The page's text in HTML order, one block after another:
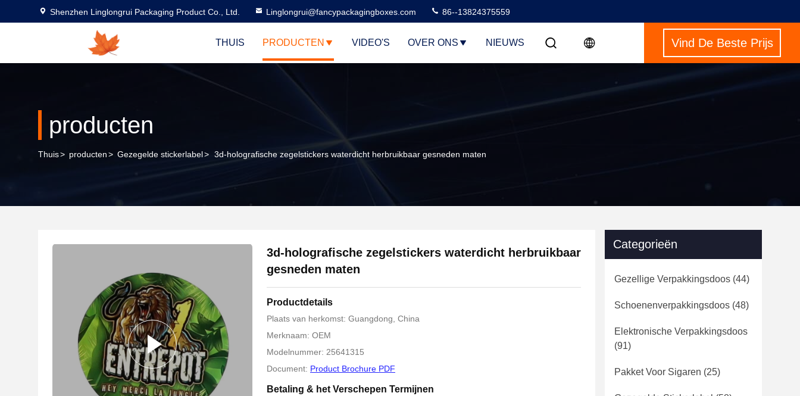
Shenzhen Linglongrui Packaging Product Co., Ltd. Linglongrui@fancypackagingboxes.com 86--13824375559
THUIS PRODUCTEN VIDEO'S OVER ONS NIEUWS Vind De Beste Prijs
producten
Thuis> producten> Gezegelde stickerlabel> 3d-holografische zegelstickers waterdicht herbruikbaar gesneden maten
3d-holografische zegelstickers waterdicht herbruikbaar
gesneden maten
Productdetails
Plaats van herkomst: Guangdong, China
Merknaam: OEM
Modelnummer: 25641315
Document: Product Brochure PDF
Betaling & het Verschepen Termijnen
Categorieën
Gezellige Verpakkingsdoos (44)
Schoenenverpakkingsdoos (48)
Elektronische Verpakkingsdoos
(91)
Pakket Voor Sigaren (25)